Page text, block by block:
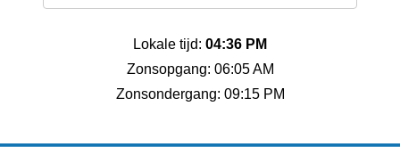
Lokale tijd: 04:36 PM
Zonsopgang: 06:05 AM
Zonsondergang: 09:15 PM